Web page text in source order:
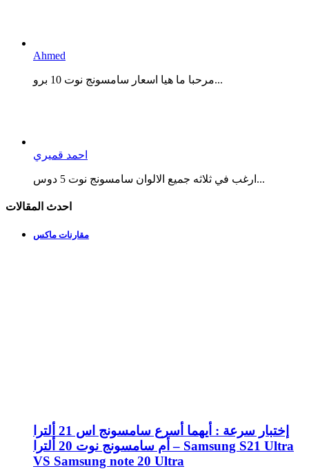
Ahmed
مرحبا ما هيا اسعار سامسونج نوت 10 برو...
احمد قميري
ارغب في ثلاثه جميع الالوان سامسونج نوت 5 دوس...
احدث المقالات
مقارنات ماكس
إختبار سرعة : أيهما أسرع سامسونج اس 21 ألترا
أم سامسونج نوت 20 ألترا – Samsung S21 Ultra
VS Samsung note 20 Ultra